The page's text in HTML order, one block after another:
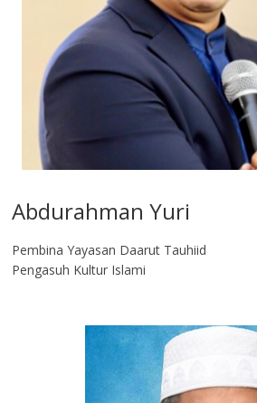
Abdurahman Yuri
Pembina Yayasan Daarut Tauhiid
Pengasuh Kultur Islami